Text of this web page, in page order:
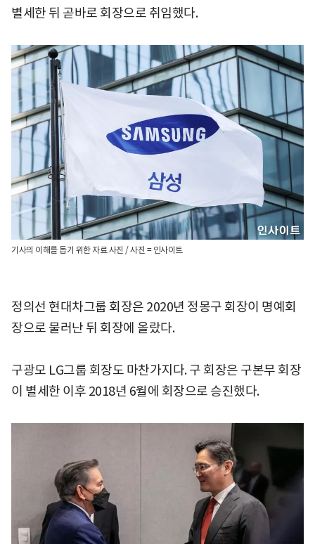
별세한 뒤 곧바로 회장으로 취임했다.
기사의 이해를 돕기 위한 자료 사진 / 사진 = 인사이트
정의선 현대차그룹 회장은 2020년 정몽구 회장이 명예회
장으로 물러난 뒤 회장에 올랐다.
구광모 LG그룹 회장도 마찬가지다. 구 회장은 구본무 회장
이 별세한 이후 2018년 6월에 회장으로 승진했다.